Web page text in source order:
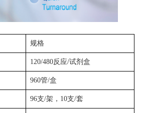
规格
120/480反应/试剂盒
960管/盒
96支/架，10支/套